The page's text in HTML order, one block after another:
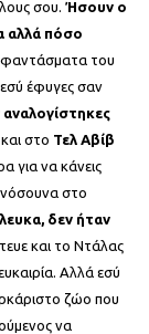
σου. Ήσουν ο
αλλά πόσο
του
έφυγες σαν
και στο Τελ Αβίβ
για να κάνεις
στο
δεν ήταν
και το Ντάλας
Αλλά εσύ
ζώο που
να